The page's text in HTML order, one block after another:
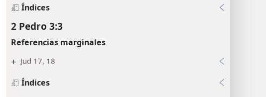
Índices
2 Pedro 3:3
Referencias marginales
+ Jud 17, 18
Índices